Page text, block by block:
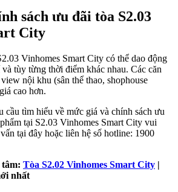
sách ưu đãi tòa S2.03
City
Vinhomes Smart City có thể dao động
tùy từng thời điểm khác nhau. Các căn
nội khu (sân thể thao, shophouse
cao hơn.
cầu tìm hiểu về mức giá và chính sách ưu
tại S2.03 Vinhomes Smart City vui
tại đây hoặc liên hệ số hotline: 1900
Tòa S2.02 Vinhomes Smart City |
nhất